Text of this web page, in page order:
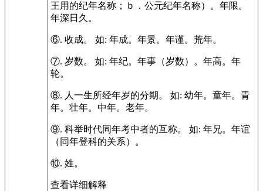
王用的纪年名称；ｂ．公元纪年名称）。年限。
年深日久。
⑥. 收成。 如: 年成。年景。年谨。荒年。
⑦. 岁数。 如: 年纪。年事（岁数）。年高。年
轮。
⑧. 人一生所经年岁的分期。 如: 幼年。童年。青
年。壮年。中年。老年。
⑨. 科举时代同年考中者的互称。 如: 年兄。年谊
（同年登科的关系）。
⑩. 姓。
查看详细解释